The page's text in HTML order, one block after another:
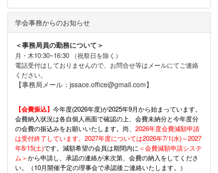
学会事務からのお知らせ
＜事務局員の勤務について＞
月・木10:30~16:30 （祝祭日を除く）
電話受付はしておりませんので、お問合せ等はメールにてご連絡
ください。
【事務局メール：jssace.office@gmail.com】
【会費振込】 今年度(2026年度)が2025年9月から始まっています。
会費納入状況は各自個人画面で確認の上、会費未納分と今年度分
の会費の振込みをお願いいたします。尚、 2026年度会費減額申請
は受付終了しています。2027年度については2026年7/1(水)～2027
年8/15(土)です。減額希望の会員は期間内に ＜会費減額申請システ
ム＞から申請し、承認の連絡が来次第、会費の納入をしてくださ
い。（10月開催予定の理事会で承認後ご連絡いたします。）